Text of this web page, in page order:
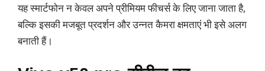
यह स्मार्टफोन न केवल अपने प्रीमियम फीचर्स के लिए जाना जाता है,
बल्कि इसकी मजबूत प्रदर्शन और उन्नत कैमरा क्षमताएं भी इसे अलग
बनाती हैं।